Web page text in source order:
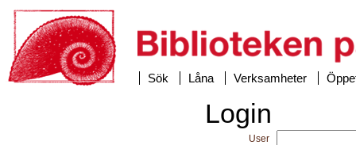
Sök Låna Verksamheter
Login
User